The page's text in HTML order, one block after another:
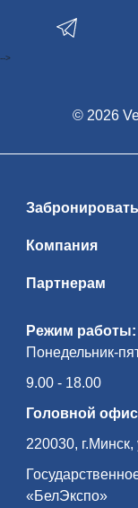
Режим работы:
Понедельник-
9.00 - 18.00
Головной
220030,
«БелЭкспо»
Забронировать
Компания
Партнерам
© 2026
-->